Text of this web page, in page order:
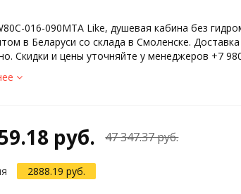
016-090MTA Like, душевая кабина без
в Беларуси со склада в Смоленске.
Скидки и цены уточняйте у менеджеров +7
руб. 47 347.37 руб.
2888.19 руб.